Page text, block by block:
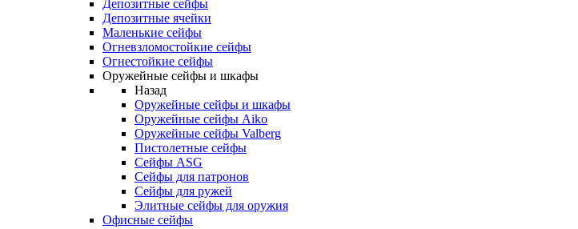
Депозитные сейфы
Депозитные ячейки
Маленькие сейфы
Огневзломостойкие сейфы
Огнестойкие сейфы
Оружейные сейфы и шкафы
Назад
Оружейные сейфы и шкафы
Оружейные сейфы Aiko
Оружейные сейфы Valberg
Пистолетные сейфы
Сейфы ASG
Сейфы для патронов
Сейфы для ружей
Элитные сейфы для оружия
Офисные сейфы